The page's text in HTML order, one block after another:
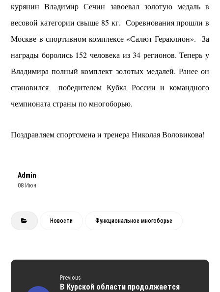
курянин Владимир Сечин завоевал золотую медаль в
весовой категории свыше 85 кг. Соревнования прошли в
Москве в спортивном комплексе «Салют Гераклион». За
награды боролись 152 человека из 34 регионов. Теперь у
Владимира полный комплект золотых медалей. Ранее он
становился победителем Кубка России и командного
чемпионата страны по многоборью.
Поздравляем спортсмена и тренера Николая Воловикова!
Admin
08 Июн
Новости Функциональное многоборье
Previous
В Курской области продолжается